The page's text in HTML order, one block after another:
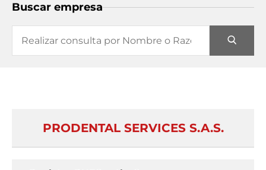
Buscar empresa
PRODENTAL SERVICES S.A.S.